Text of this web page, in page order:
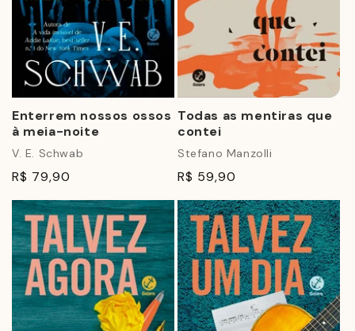
Enterrem nossos ossos
à meia-noite
V. E. Schwab
R$ 79,90
Todas as mentiras que
contei
Stefano Manzolli
R$ 59,90